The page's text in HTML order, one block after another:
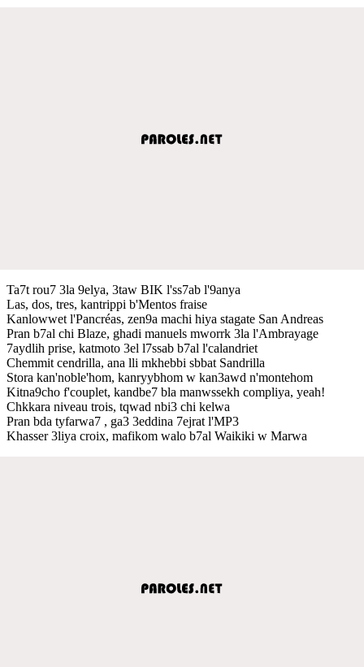
Ta7t rou7 3la 9elya, 3taw BIK l'ss7ab l'9anya
Las, dos, tres, kantrippi b'Mentos fraise
Kanlowwet l'Pancréas, zen9a machi hiya stagate San Andreas
Pran b7al chi Blaze, ghadi manuels mworrk 3la l'Ambrayage
7aydlih prise, katmoto 3el l7ssab b7al l'calandriet
Chemmit cendrilla, ana lli mkhebbi sbbat Sandrilla
Stora kan'noble'hom, kanryybhom w kan3awd n'montehom
Kitna9cho f'couplet, kandbe7 bla manwssekh compliya, yeah!
Chkkara niveau trois, tqwad nbi3 chi kelwa
Pran bda tyfarwa7 , ga3 3eddina 7ejrat l'MP3
Khasser 3liya croix, mafikom walo b7al Waikiki w Marwa